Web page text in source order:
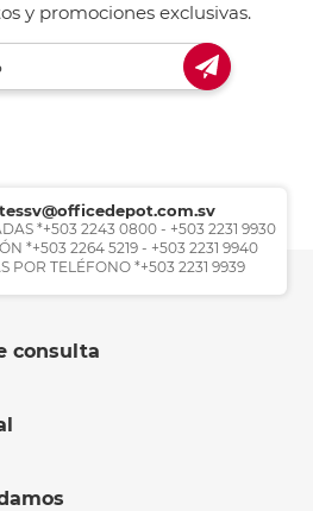
y promociones exclusivas.
*+503 2243 0800 - +503 2231 9930
*+503 2264 5219 - +503 2231 9940
POR TELÉFONO *+503 2231 9939
consulta